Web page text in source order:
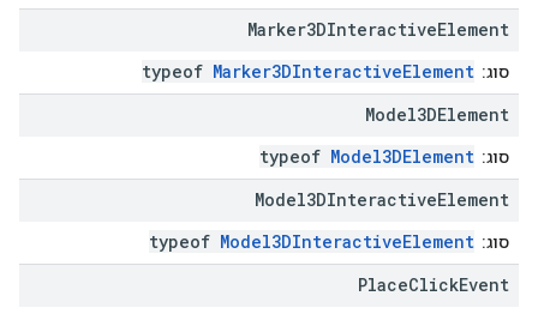
Marker3DInteractiveElement
סוג: typeof Marker3DInteractiveElement
Model3DElement
סוג: typeof Model3DElement
Model3DInteractiveElement
סוג: typeof Model3DInteractiveElement
PlaceClickEvent